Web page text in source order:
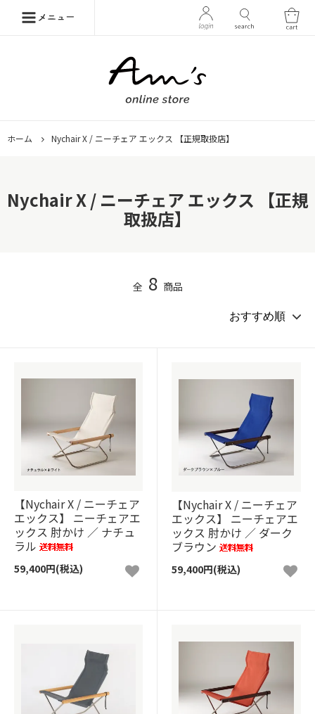
ホーム Nychair X / ニーチェア エックス 【正規取扱店】
Nychair X / ニーチェア エックス 【正規
取扱店】
全 8 商品
【Nychair X / ニーチェア
エックス】 ニーチェアエ
ックス 肘かけ ／ ナチュ
ラル
59,400円(税込)
【Nychair X / ニーチェア
エックス】 ニーチェアエ
ックス 肘かけ ／ ダーク
ブラウン
59,400円(税込)